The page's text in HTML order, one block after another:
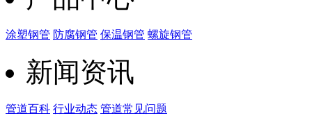
涂塑钢管 防腐钢管 保温钢管 螺旋钢管
新闻资讯
管道百科 行业动态 管道常见问题